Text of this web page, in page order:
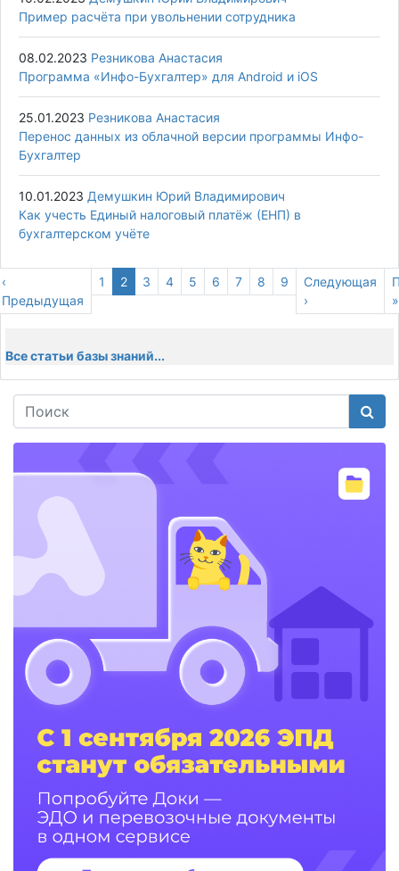
Пример расчёта при увольнении сотрудника
08.02.2023 Резникова Анастасия
Программа «Инфо-Бухгалтер» для Android и iOS
25.01.2023 Резникова Анастасия
Перенос данных из облачной версии программы Инфо-
Бухгалтер
10.01.2023 Демушкин Юрий Владимирович
Как учесть Единый налоговый платёж (ЕНП) в
бухгалтерском учёте
Предыдущая
страница
‹
Предыдущая
Page
1
Текущая
страница
2 Page
3 Page
4 Page
5 Page
6 Page
7 Page
8 Page
9
Следующая
страница
Следующая
›
»
Все статьи базы знаний...